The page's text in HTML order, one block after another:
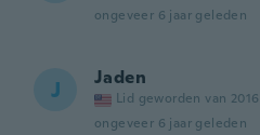
ongeveer 6 jaar geleden
J Jaden
Lid geworden van 2016
ongeveer 6 jaar geleden